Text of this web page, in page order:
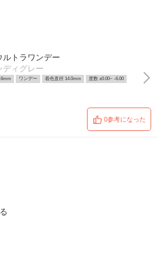
ルトラワンデー
ディグレー
ワンデー 着色直径 14.0mm 度数 ±0.00~ -6.00
0参考になった